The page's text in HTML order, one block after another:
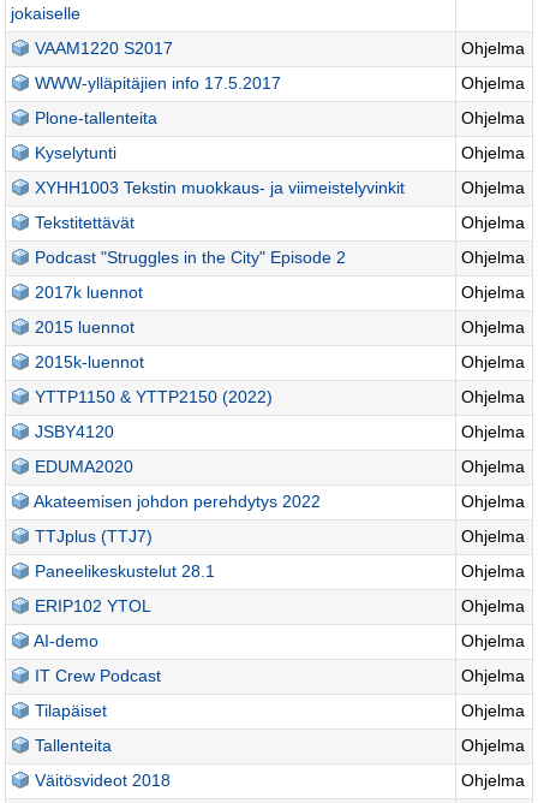
jokaiselle
VAAM1220 S2017
Ohjelma
WWW-ylläpitäjien info 17.5.2017
Ohjelma
Plone-tallenteita
Ohjelma
Kyselytunti
Ohjelma
XYHH1003 Tekstin muokkaus- ja viimeistelyvinkit
Ohjelma
Tekstitettävät
Ohjelma
Podcast "Struggles in the City" Episode 2
Ohjelma
2017k luennot
Ohjelma
2015 luennot
Ohjelma
2015k-luennot
Ohjelma
YTTP1150 & YTTP2150 (2022)
Ohjelma
JSBY4120
Ohjelma
EDUMA2020
Ohjelma
Akateemisen johdon perehdytys 2022
Ohjelma
TTJplus (TTJ7)
Ohjelma
Paneelikeskustelut 28.1
Ohjelma
ERIP102 YTOL
Ohjelma
AI-demo
Ohjelma
IT Crew Podcast
Ohjelma
Tilapäiset
Ohjelma
Tallenteita
Ohjelma
Väitösvideot 2018
Ohjelma